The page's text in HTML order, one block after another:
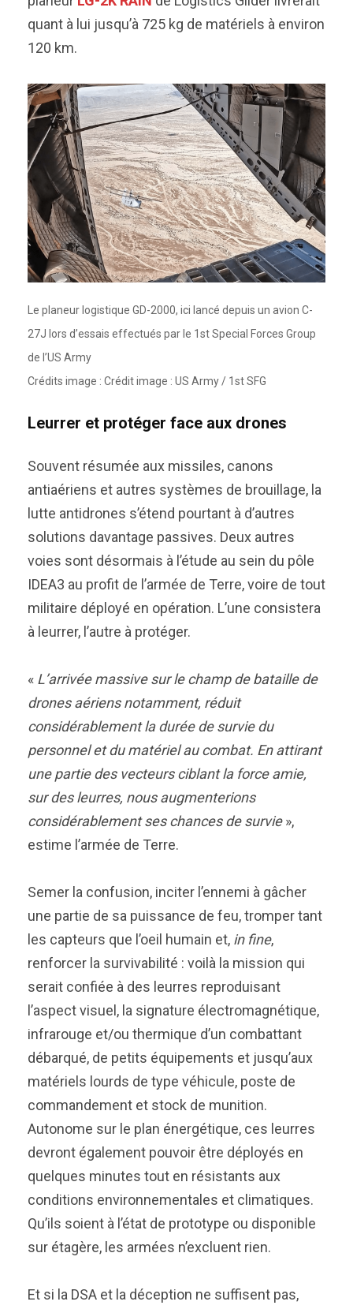
quant à lui jusqu’à 725 kg de matériels à environ
120 km.
Le planeur logistique GD-2000, ici lancé depuis un avion C-
27J lors d’essais effectués par le 1st Special Forces Group
de l’US Army
Crédits image : Crédit image : US Army / 1st SFG
Leurrer et protéger face aux drones
Souvent résumée aux missiles, canons
antiaériens et autres systèmes de brouillage, la
lutte antidrones s’étend pourtant à d’autres
solutions davantage passives. Deux autres
voies sont désormais à l’étude au sein du pôle
IDEA3 au profit de l’armée de Terre, voire de tout
militaire déployé en opération. L’une consistera
à leurrer, l’autre à protéger.
« L’arrivée massive sur le champ de bataille de
drones aériens notamment, réduit
considérablement la durée de survie du
personnel et du matériel au combat. En attirant
une partie des vecteurs ciblant la force amie,
sur des leurres, nous augmenterions
considérablement ses chances de survie»,
estime l’armée de Terre.
Semer la confusion, inciter l’ennemi à gâcher
une partie de sa puissance de feu, tromper tant
les capteurs que l’oeil humain et, in fine,
renforcer la survivabilité : voilà la mission qui
serait confiée à des leurres reproduisant
l’aspect visuel, la signature électromagnétique,
infrarouge et/ou thermique d’un combattant
débarqué, de petits équipements et jusqu’aux
matériels lourds de type véhicule, poste de
commandement et stock de munition.
Autonome sur le plan énergétique, ces leurres
devront également pouvoir être déployés en
quelques minutes tout en résistants aux
conditions environnementales et climatiques.
Qu’ils soient à l’état de prototype ou disponible
sur étagère, les armées n’excluent rien.
Et si la DSA et la déception ne suffisent pas,